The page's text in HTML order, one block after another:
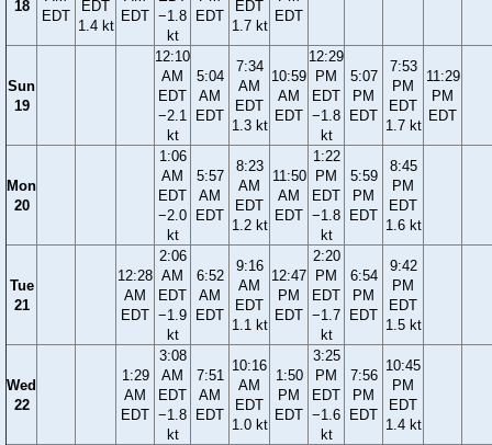
18
EDT
EDT
1.4 kt
EDT −1.8
kt
EDT
EDT
1.7 kt
EDT
Sun
19
12:10
AM
EDT
−2.1
kt
5:04
AM
EDT
7:34
AM
EDT
1.3 kt
10:59
AM
EDT
12:29
PM
EDT
−1.8
kt
5:07
PM
EDT
7:53
PM
EDT
1.7 kt
11:29
PM
EDT
Mon
20
1:06
AM
EDT
−2.0
kt
5:57
AM
EDT
8:23
AM
EDT
1.2 kt
11:50
AM
EDT
1:22
PM
EDT
−1.8
kt
5:59
PM
EDT
8:45
PM
EDT
1.6 kt
Tue
21
12:28
AM
EDT
2:06
AM
EDT
−1.9
kt
6:52
AM
EDT
9:16
AM
EDT
1.1 kt
12:47
PM
EDT
2:20
PM
EDT
−1.7
kt
6:54
PM
EDT
9:42
PM
EDT
1.5 kt
Wed
22
1:29
AM
EDT
3:08
AM
EDT
−1.8
kt
7:51
AM
EDT
10:16
AM
EDT
1.0 kt
1:50
PM
EDT
3:25
PM
EDT
−1.6
kt
7:56
PM
EDT
10:45
PM
EDT
1.4 kt